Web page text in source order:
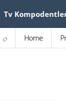
Tv
Home